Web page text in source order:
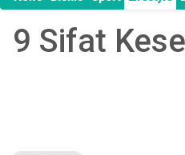
9 Sifat